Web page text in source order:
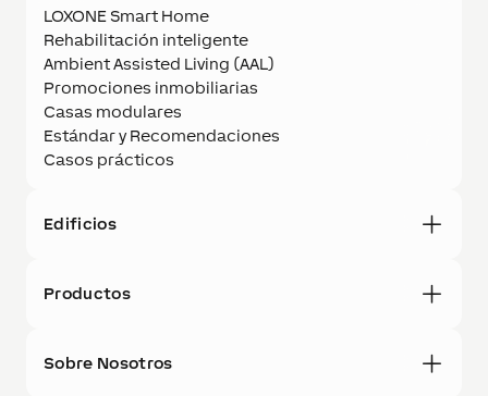
LOXONE Smart Home
Rehabilitación inteligente
Ambient Assisted Living (AAL)
Promociones inmobiliarias
Casas modulares
Estándar y Recomendaciones
Casos prácticos
Edificios
Productos
Sobre Nosotros